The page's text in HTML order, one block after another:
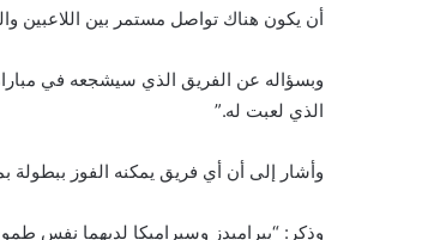
أن يكون هناك تواصل مستمر بين اللاعبين
وبسؤاله عن الفريق الذي سيشجعه في مباراة
الذي لعبت له.”
وأشار إلى أن أي فريق يمكنه الفوز ببطولة
وذكر: “بيراميدز وسيراميكا لديهما نفس